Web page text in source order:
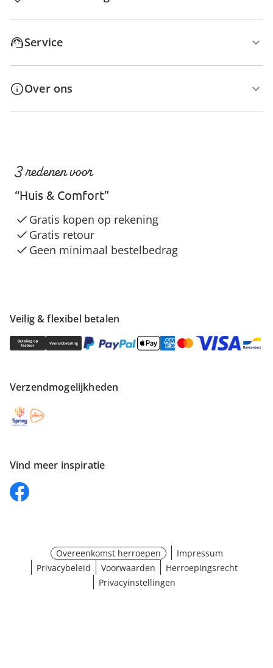
Service
Over ons
Veilig & flexibel betalen
Verzendmogelijkheden
Vind meer inspiratie
3 redenen voor
“Huis & Comfort”
Gratis kopen op rekening
Gratis retour
Geen minimaal bestelbedrag
Overeenkomst herroepen
Impressum
Privacybeleid
Voorwaarden
Herroepingsrecht
Privacyinstellingen